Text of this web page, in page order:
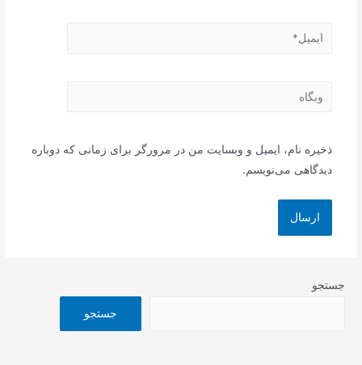
ایمیل*
وبگاه
ذخیره نام، ایمیل و وبسایت من در مرورگر برای زمانی که دوباره
دیدگاهی می‌نویسم.
جستجو
جستجو